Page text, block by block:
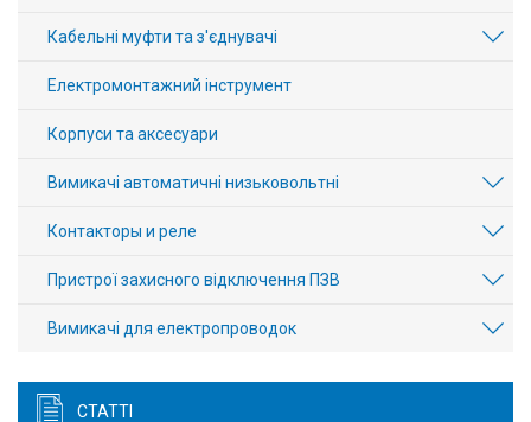
Кабельні муфти та з'єднувачі
Електромонтажний інструмент
Корпуси та аксесуари
Вимикачі автоматичні низьковольтні
Контакторы и реле
Пристрої захисного відключення ПЗВ
Вимикачі для електропроводок
СТАТТІ